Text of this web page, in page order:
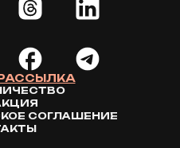
СОГЛАШЕНИЕ